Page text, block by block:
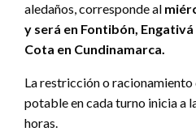
aledaños, corresponde al
y será en Fontibón,
Cota en Cundinamarca.
La restricción o racionamiento
potable en cada turno inicia a
horas.